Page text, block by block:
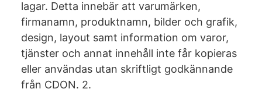
lagar. Detta innebär att varumärken,
firmanamn, produktnamn, bilder och grafik,
design, layout samt information om varor,
tjänster och annat innehåll inte får kopieras
eller användas utan skriftligt godkännande
från CDON. 2.